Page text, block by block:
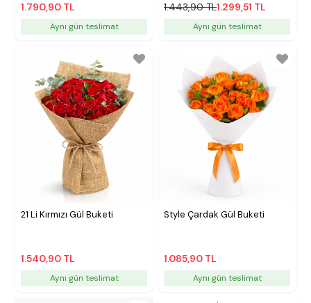
1.790,90 TL
Aynı gün teslimat
1.443,90 TL1.299,51 TL
Aynı gün teslimat
21 Li Kırmızı Gül Buketi
1.540,90 TL
Aynı gün teslimat
Style Çardak Gül Buketi
1.085,90 TL
Aynı gün teslimat